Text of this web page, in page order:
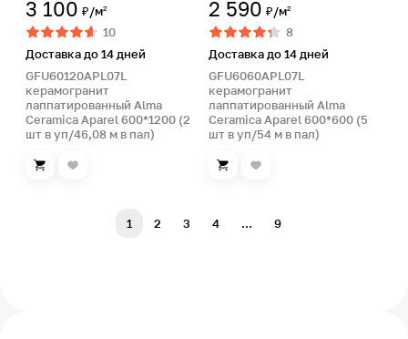
3 100 ₽/м²
10
Доставка до 14 дней
GFU60120APL07L
керамогранит
лаппатированный Alma
Ceramica Aparel 600*1200 (2
шт в уп/46,08 м в пал)
2 590 ₽/м²
8
Доставка до 14 дней
GFU6060APL07L
керамогранит
лаппатированный Alma
Ceramica Aparel 600*600 (5
шт в уп/54 м в пал)
1 2 3 4 ... 9